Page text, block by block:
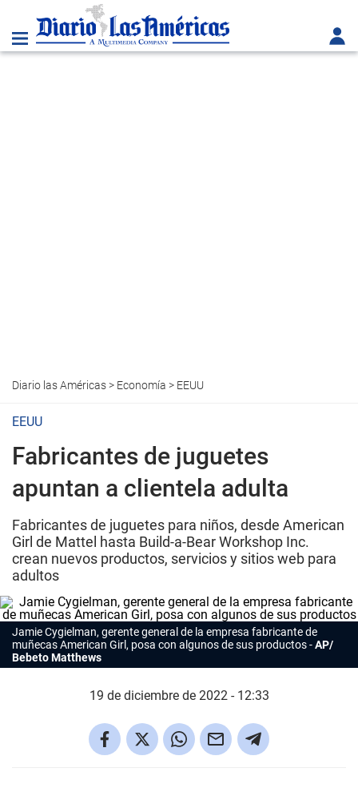
Diario las Américas> Economía > EEUU
EEUU
Fabricantes de juguetes
apuntan a clientela adulta
Fabricantes de juguetes para niños, desde American
Girl de Mattel hasta Build-a-Bear Workshop Inc.
crean nuevos productos, servicios y sitios web para
adultos
Jamie Cygielman, gerente general de la empresa fabricante de
muñecas American Girl, posa con algunos de sus productos
AP/
Bebeto Matthews
19 de diciembre de 2022 - 12:33